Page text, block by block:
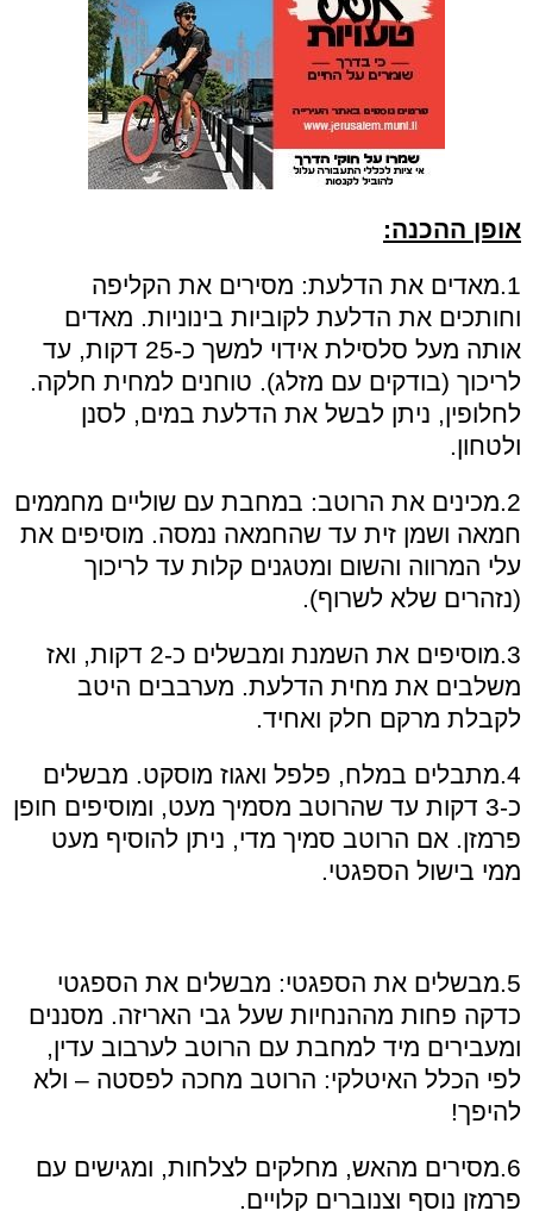
אופן ההכנה:
1.מאדים את הדלעת: מסירים את הקליפה
וחותכים את הדלעת לקוביות בינוניות. מאדים
אותה מעל סלסילת אידוי למשך כ-25 דקות, עד
לריכוך (בודקים עם מזלג). טוחנים למחית חלקה.
לחלופין, ניתן לבשל את הדלעת במים, לסנן
ולטחון.
2.מכינים את הרוטב: במחבת עם שוליים מחממים
חמאה ושמן זית עד שהחמאה נמסה. מוסיפים את
עלי המרווה והשום ומטגנים קלות עד לריכוך
(נזהרים שלא לשרוף).
3.מוסיפים את השמנת ומבשלים כ-2 דקות, ואז
משלבים את מחית הדלעת. מערבבים היטב
לקבלת מרקם חלק ואחיד.
4.מתבלים במלח, פלפל ואגוז מוסקט. מבשלים
כ-3 דקות עד שהרוטב מסמיך מעט, ומוסיפים חופן
פרמזן. אם הרוטב סמיך מדי, ניתן להוסיף מעט
ממי בישול הספגטי.
5.מבשלים את הספגטי: מבשלים את הספגטי
כדקה פחות מההנחיות שעל גבי האריזה. מסננים
ומעבירים מיד למחבת עם הרוטב לערבוב עדין,
לפי הכלל האיטלקי: הרוטב מחכה לפסטה – ולא
להיפך!
6.מסירים מהאש, מחלקים לצלחות, ומגישים עם
פרמזן נוסף וצנוברים קלויים.